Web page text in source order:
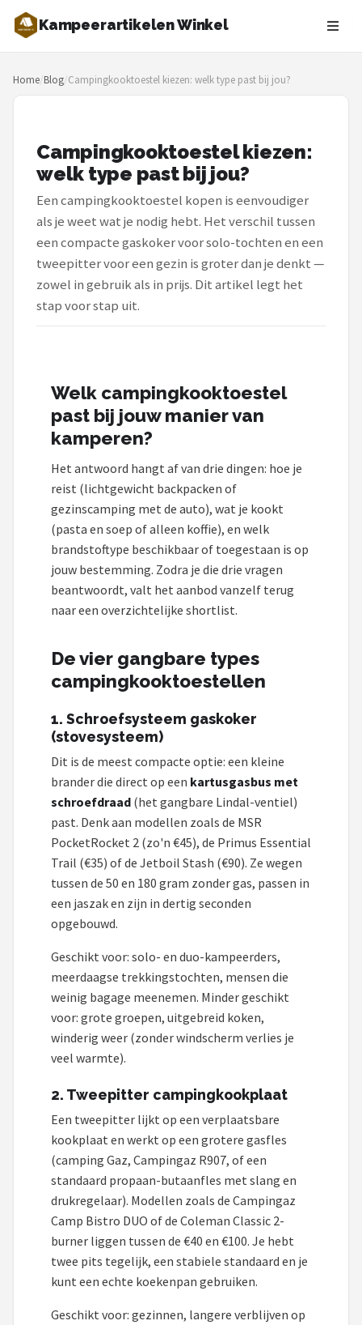
Kampeerartikelen Winkel
Zoeken
NAVIGATIE
Merken
Blog
Slaapzakken
Slaapmatten
Shop
POPULAIRE MERKEN
KOEL
Eurotrail
Camp
LifeGoods
Bo-Camp
NOMAD
Gimeg
Campingaz
Quechua
Alle merken →
Home/Blog/Campingkooktoestel kiezen: welk type past bij jou?
Campingkooktoestel kiezen:
welk type past bij jou?
Een campingkooktoestel kopen is eenvoudiger
als je weet wat je nodig hebt. Het verschil tussen
een compacte gaskoker voor solo-tochten en een
tweepitter voor een gezin is groter dan je denkt —
zowel in gebruik als in prijs. Dit artikel legt het
stap voor stap uit.
Welk campingkooktoestel
past bij jouw manier van
kamperen?
Het antwoord hangt af van drie dingen: hoe je
reist (lichtgewicht backpacken of
gezinscamping met de auto), wat je kookt
(pasta en soep of alleen koffie), en welk
brandstoftype beschikbaar of toegestaan is op
jouw bestemming. Zodra je die drie vragen
beantwoordt, valt het aanbod vanzelf terug
naar een overzichtelijke shortlist.
De vier gangbare types
campingkooktoestellen
1. Schroefsysteem gaskoker
(stovesysteem)
Dit is de meest compacte optie: een kleine
brander die direct op een kartusgasbus met
schroefdraad (het gangbare Lindal-ventiel)
past. Denk aan modellen zoals de MSR
PocketRocket 2 (zo'n €45), de Primus Essential
Trail (€35) of de Jetboil Stash (€90). Ze wegen
tussen de 50 en 180 gram zonder gas, passen in
een jaszak en zijn in dertig seconden
opgebouwd.
Geschikt voor: solo- en duo-kampeerders,
meerdaagse trekkingstochten, mensen die
weinig bagage meenemen. Minder geschikt
voor: grote groepen, uitgebreid koken,
winderig weer (zonder windscherm verlies je
veel warmte).
2. Tweepitter campingkookplaat
Een tweepitter lijkt op een verplaatsbare
kookplaat en werkt op een grotere gasfles
(camping Gaz, Campingaz R907, of een
standaard propaan-butaanfles met slang en
drukregelaar). Modellen zoals de Campingaz
Camp Bistro DUO of de Coleman Classic 2-
burner liggen tussen de €40 en €100. Je hebt
twee pits tegelijk, een stabiele standaard en je
kunt een echte koekenpan gebruiken.
Geschikt voor: gezinnen, langere verblijven op